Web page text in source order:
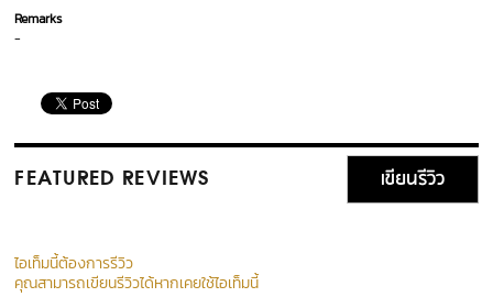
Remarks
-
FEATURED REVIEWS เขียนรีวิว
ไอเท็มนี้ต้องการรีวิว
คุณสามารถเขียนรีวิวได้หากเคยใช้ไอเท็มนี้